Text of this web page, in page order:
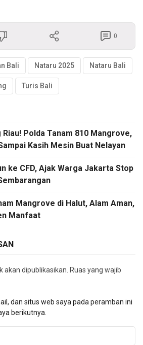
0
Bali Nataru 2025 Nataru Bali
Turis Bali
Riau! Polda Tanam 810 Mangrove,
Kasih Mesin Buat Nelayan
ke CFD, Ajak Warga Jakarta Stop
Mangrove di Halut, Alam Aman,
Manfaat
dipublikasikan. Ruas yang wajib
dan situs web saya pada peramban ini
berikutnya.